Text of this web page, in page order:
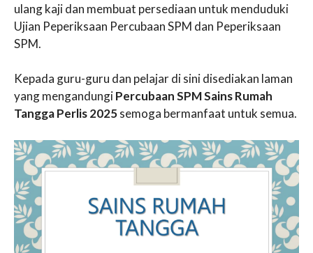
ulang kaji dan membuat persediaan untuk menduduki
Ujian Peperiksaan Percubaan SPM dan Peperiksaan
SPM.
Kepada guru-guru dan pelajar di sini disediakan laman
yang mengandungiPercubaan SPM Sains Rumah
Tangga Perlis 2025semoga bermanfaat untuk semua.